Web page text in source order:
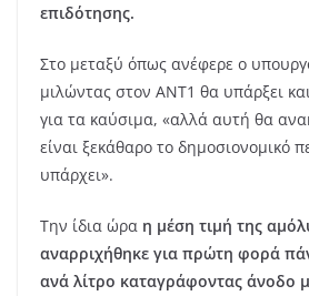
επιδότησης.
Στο μεταξύ όπως ανέφερε ο
μιλώντας στον ΑΝΤ1 θα υπάρξει
για τα καύσιμα, «αλλά αυτή θα
είναι ξεκάθαρο το δημοσιονομικό
υπάρχει».
Την ίδια ώρα η μέση τιμή της
αναρριχήθηκε για πρώτη φορά
ανά λίτρο καταγράφοντας άνοδο